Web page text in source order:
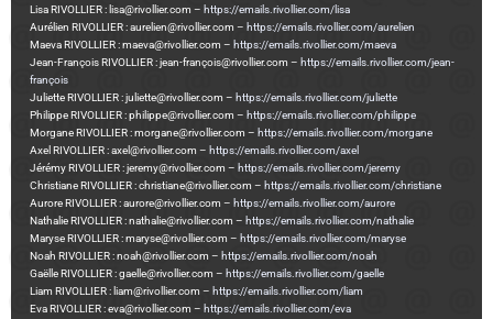
Lisa RIVOLLIER : lisa@rivollier.com – https://emails.rivollier.com/lisa
Aurélien RIVOLLIER : aurelien@rivollier.com – https://emails.rivollier.com/aurelien
Maeva RIVOLLIER : maeva@rivollier.com – https://emails.rivollier.com/maeva
Jean-François RIVOLLIER : jean-françois@rivollier.com – https://emails.rivollier.com/jean-
françois
Juliette RIVOLLIER : juliette@rivollier.com – https://emails.rivollier.com/juliette
Philippe RIVOLLIER : philippe@rivollier.com – https://emails.rivollier.com/philippe
Morgane RIVOLLIER : morgane@rivollier.com – https://emails.rivollier.com/morgane
Axel RIVOLLIER : axel@rivollier.com – https://emails.rivollier.com/axel
Jérémy RIVOLLIER : jeremy@rivollier.com – https://emails.rivollier.com/jeremy
Christiane RIVOLLIER : christiane@rivollier.com – https://emails.rivollier.com/christiane
Aurore RIVOLLIER : aurore@rivollier.com – https://emails.rivollier.com/aurore
Nathalie RIVOLLIER : nathalie@rivollier.com – https://emails.rivollier.com/nathalie
Maryse RIVOLLIER : maryse@rivollier.com – https://emails.rivollier.com/maryse
Noah RIVOLLIER : noah@rivollier.com – https://emails.rivollier.com/noah
Gaëlle RIVOLLIER : gaelle@rivollier.com – https://emails.rivollier.com/gaelle
Liam RIVOLLIER : liam@rivollier.com – https://emails.rivollier.com/liam
Eva RIVOLLIER : eva@rivollier.com – https://emails.rivollier.com/eva